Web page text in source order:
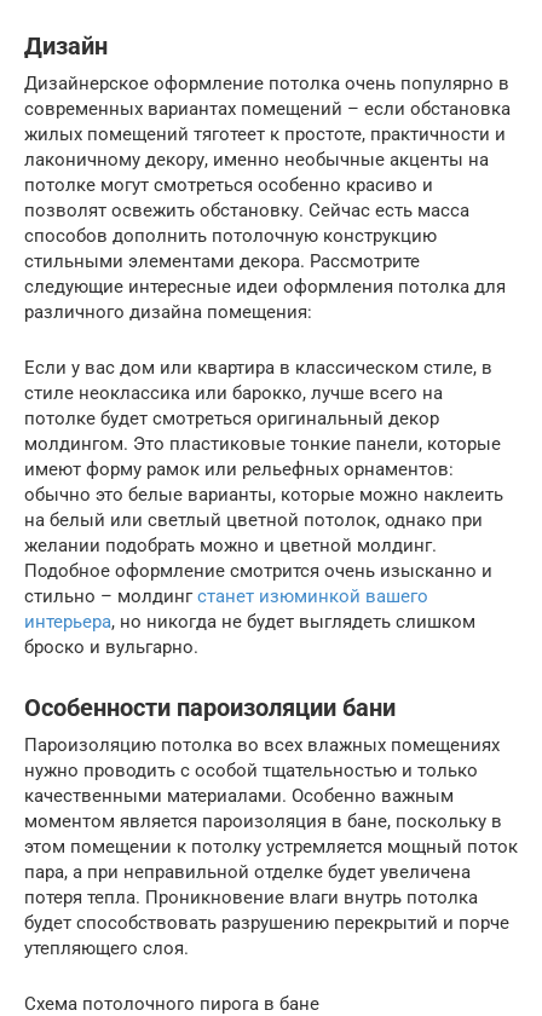
Дизайн
Дизайнерское оформление потолка очень популярно в
современных вариантах помещений – если обстановка
жилых помещений тяготеет к простоте, практичности и
лаконичному декору, именно необычные акценты на
потолке могут смотреться особенно красиво и
позволят освежить обстановку. Сейчас есть масса
способов дополнить потолочную конструкцию
стильными элементами декора. Рассмотрите
следующие интересные идеи оформления потолка для
различного дизайна помещения:
Если у вас дом или квартира в классическом стиле, в
стиле неоклассика или барокко, лучше всего на
потолке будет смотреться оригинальный декор
молдингом. Это пластиковые тонкие панели, которые
имеют форму рамок или рельефных орнаментов:
обычно это белые варианты, которые можно наклеить
на белый или светлый цветной потолок, однако при
желании подобрать можно и цветной молдинг.
Подобное оформление смотрится очень изысканно и
стильно – молдингстанет изюминкой вашего
интерьера, но никогда не будет выглядеть слишком
броско и вульгарно.
Особенности пароизоляции бани
Пароизоляцию потолка во всех влажных помещениях
нужно проводить с особой тщательностью и только
качественными материалами. Особенно важным
моментом является пароизоляция в бане, поскольку в
этом помещении к потолку устремляется мощный поток
пара, а при неправильной отделке будет увеличена
потеря тепла. Проникновение влаги внутрь потолка
будет способствовать разрушению перекрытий и порче
утепляющего слоя.
Схема потолочного пирога в бане